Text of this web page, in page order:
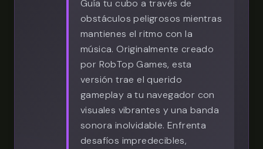
Guía tu cubo a través de
obstáculos peligrosos mientras
mantienes el ritmo con la
música. Originalmente creado
por RobTop Games, esta
versión trae el querido
gameplay a tu navegador con
visuales vibrantes y una banda
sonora inolvidable. Enfrenta
desafíos impredecibles,